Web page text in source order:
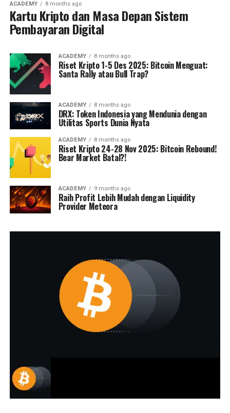
ACADEMY 8 months ago
Kartu Kripto dan Masa Depan Sistem
Pembayaran Digital
ACADEMY 8 months ago
Riset Kripto 1-5 Des 2025: Bitcoin Menguat:
Santa Rally atau Bull Trap?
ACADEMY 8 months ago
DRX: Token Indonesia yang Mendunia dengan
Utilitas Sports Dunia Nyata
ACADEMY 8 months ago
Riset Kripto 24-28 Nov 2025: Bitcoin Rebound!
Bear Market Batal?!
ACADEMY 9 months ago
Raih Profit Lebih Mudah dengan Liquidity
Provider Meteora